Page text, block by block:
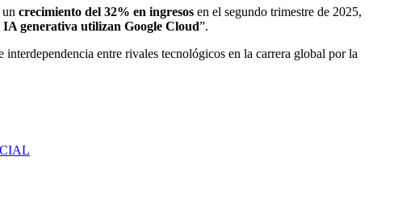
crecimiento del 32% en ingresos en el segundo trimestre de 2025,
generativa utilizan Google Cloud”.
entre rivales tecnológicos en la carrera global por la